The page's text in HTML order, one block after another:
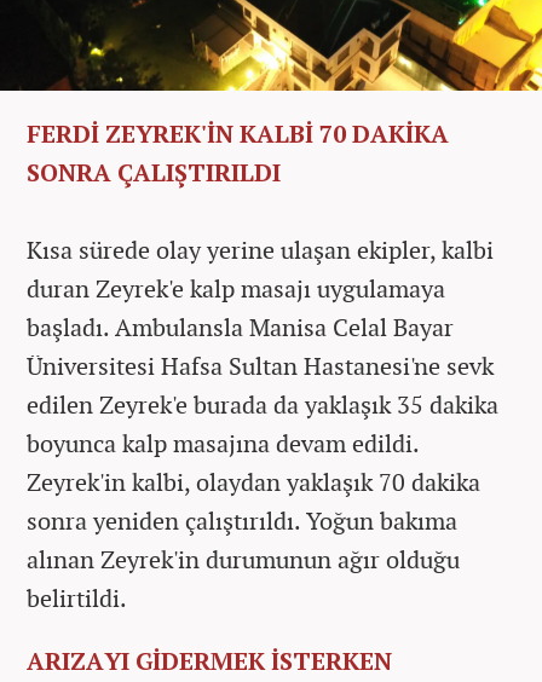
FERDİ ZEYREK'İN KALBİ 70 DAKİKA
SONRA ÇALIŞTIRILDI
Kısa sürede olay yerine ulaşan ekipler, kalbi
duran Zeyrek'e kalp masajı uygulamaya
başladı. Ambulansla Manisa Celal Bayar
Üniversitesi Hafsa Sultan Hastanesi'ne sevk
edilen Zeyrek'e burada da yaklaşık 35 dakika
boyunca kalp masajına devam edildi.
Zeyrek'in kalbi, olaydan yaklaşık 70 dakika
sonra yeniden çalıştırıldı. Yoğun bakıma
alınan Zeyrek'in durumunun ağır olduğu
belirtildi.
ARIZAYI GİDERMEK İSTERKEN